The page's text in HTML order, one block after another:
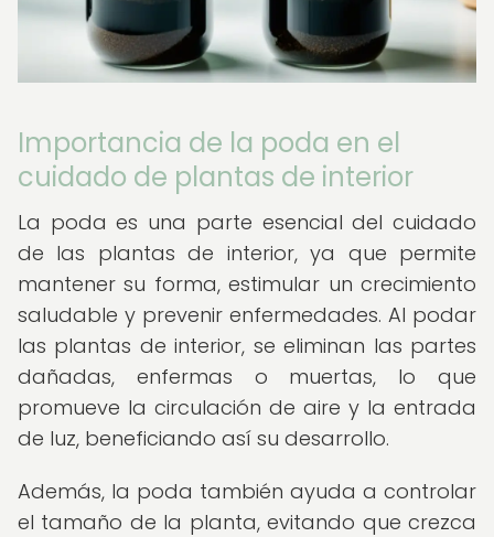
Importancia de la poda en el
cuidado de plantas de interior
La poda es una parte esencial del cuidado
de las plantas de interior, ya que permite
mantener su forma, estimular un crecimiento
saludable y prevenir enfermedades. Al podar
las plantas de interior, se eliminan las partes
dañadas, enfermas o muertas, lo que
promueve la circulación de aire y la entrada
de luz, beneficiando así su desarrollo.
Además, la poda también ayuda a controlar
el tamaño de la planta, evitando que crezca